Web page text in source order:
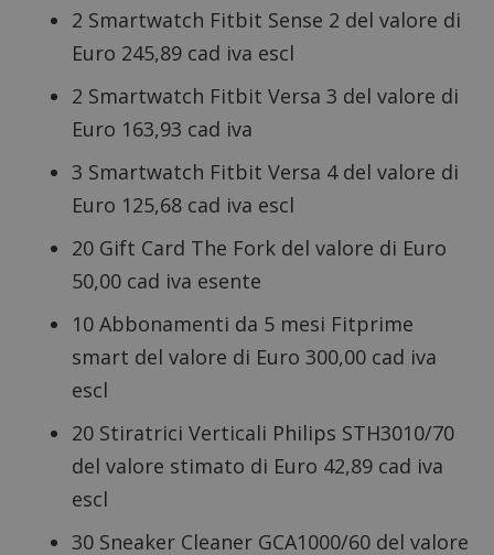
2 Smartwatch Fitbit Sense 2 del valore di
Euro 245,89 cad iva escl
2 Smartwatch Fitbit Versa 3 del valore di
Euro 163,93 cad iva
3 Smartwatch Fitbit Versa 4 del valore di
Euro 125,68 cad iva escl
20 Gift Card The Fork del valore di Euro
50,00 cad iva esente
10 Abbonamenti da 5 mesi Fitprime
smart del valore di Euro 300,00 cad iva
escl
20 Stiratrici Verticali Philips STH3010/70
del valore stimato di Euro 42,89 cad iva
escl
30 Sneaker Cleaner GCA1000/60 del valore